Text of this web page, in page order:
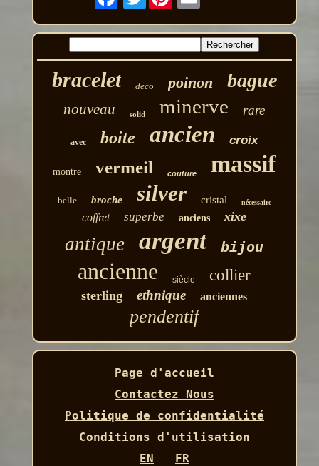
bracelet deco poinon bague
nouveau solid minerve rare
avec boite ancien croix
montre vermeil couture massif
belle broche silver cristal nécessaire
coffret superbe anciens xixe
antique argent bijou
ancienne siècle collier
sterling ethnique anciennes
pendentif
Page d'accueil
Contactez Nous
Politique de confidentialité
Conditions d'utilisation
EN
FR